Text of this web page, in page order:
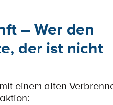
– Wer den
der ist nicht
einem alten